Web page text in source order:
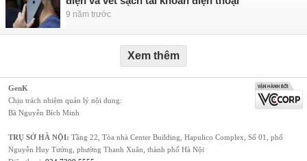
9 năm trước
Xem thêm
GenK
Chịu trách nhiệm quản lý nội dung:
Bà Nguyễn Bích Minh
TRỤ SỞ HÀ NỘI: Tầng 22, Tòa nhà Center Building, Hapulico Complex, Số 01, phố
Nguyễn Huy Tưởng, phường Thanh Xuân, thành phố Hà Nội